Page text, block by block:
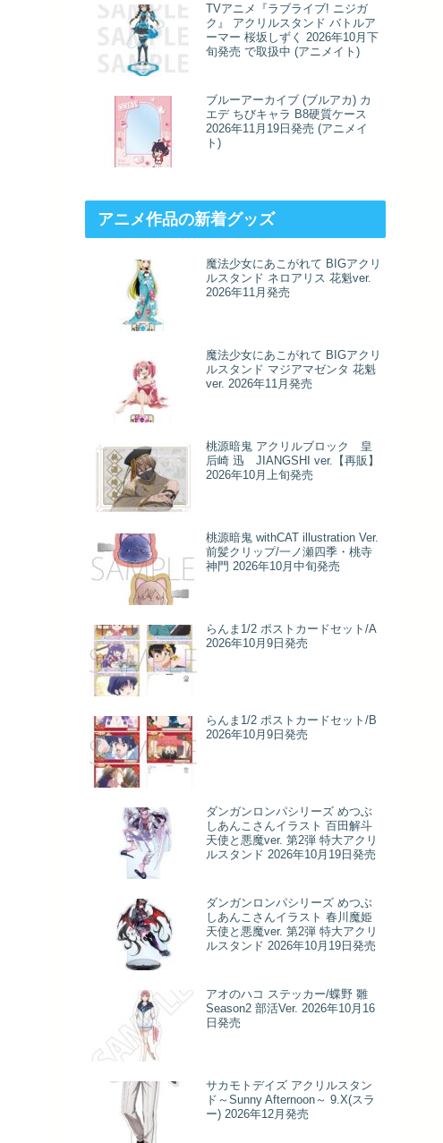
TVアニメ『ラブライブ! ニジガ
ク』 アクリルスタンド バトルア
ーマー 桜坂しずく 2026年10月下
旬発売 で取扱中 (アニメイト)
ブルーアーカイブ (ブルアカ) カ
エデ ちびキャラ B8硬質ケース
2026年11月19日発売 (アニメイ
ト)
アニメ作品の新着グッズ
魔法少女にあこがれて BIGアクリ
ルスタンド ネロアリス 花魁ver.
2026年11月発売
魔法少女にあこがれて BIGアクリ
ルスタンド マジアマゼンタ 花魁
ver. 2026年11月発売
桃源暗鬼 アクリルブロック 皇
后崎 迅 JIANGSHI ver.【再販】
2026年10月上旬発売
桃源暗鬼 withCAT illustration Ver.
前髪クリップ/一ノ瀬四季・桃寺
神門 2026年10月中旬発売
らんま1/2 ポストカードセット/A
2026年10月9日発売
らんま1/2 ポストカードセット/B
2026年10月9日発売
ダンガンロンパシリーズ めつぶ
しあんこさんイラスト 百田解斗
天使と悪魔ver. 第2弾 特大アクリ
ルスタンド 2026年10月19日発売
ダンガンロンパシリーズ めつぶ
しあんこさんイラスト 春川魔姫
天使と悪魔ver. 第2弾 特大アクリ
ルスタンド 2026年10月19日発売
アオのハコ ステッカー/蝶野 雛
Season2 部活Ver. 2026年10月16
日発売
サカモトデイズ アクリルスタン
ド～Sunny Afternoon～ 9.X(スラ
ー) 2026年12月発売